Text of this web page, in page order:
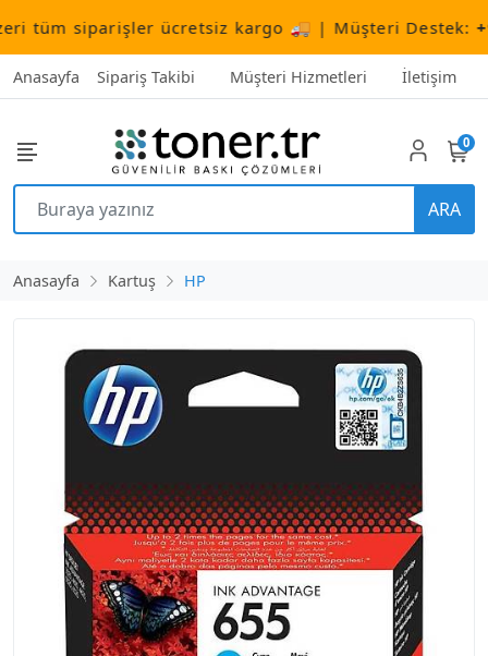
siparişler ücretsiz kargo 🚚 | Müşteri Destek:+90
Anasayfa Sipariş Takibi Müşteri Hizmetleri İletişim
ARA
0
Anasayfa Kartuş HP